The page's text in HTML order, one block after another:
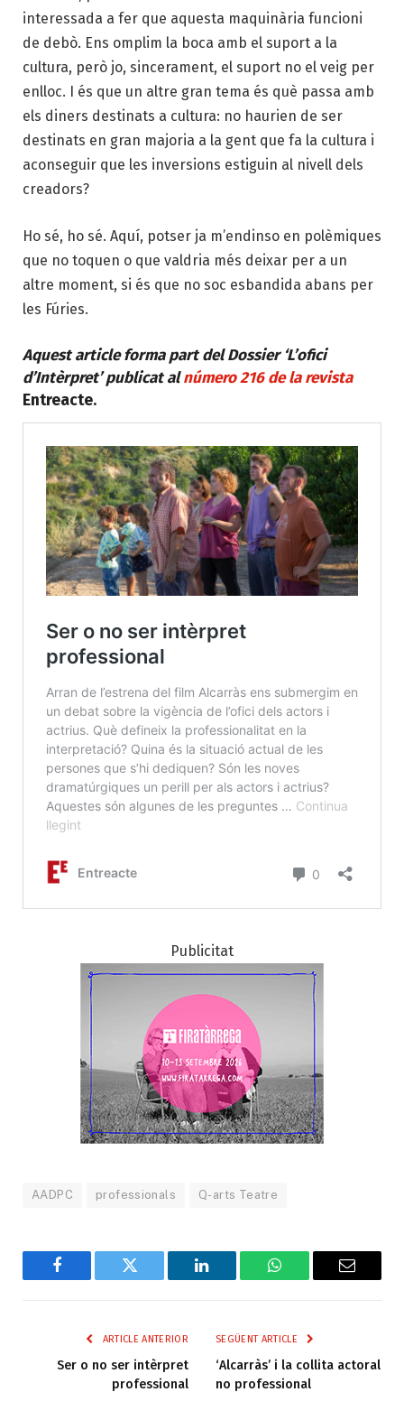
interessada a fer que aquesta maquinària funcioni
de debò. Ens omplim la boca amb el suport a la
cultura, però jo, sincerament, el suport no el veig per
enlloc. I és que un altre gran tema és què passa amb
els diners destinats a cultura: no haurien de ser
destinats en gran majoria a la gent que fa la cultura i
aconseguir que les inversions estiguin al nivell dels
creadors?
Ho sé, ho sé. Aquí, potser ja m’endinso en polèmiques
que no toquen o que valdria més deixar per a un
altre moment, si és que no soc esbandida abans per
les Fúries.
Aquest article forma part del Dossier ‘L’ofici
d’Intèrpret’ publicat alnúmero 216 de la revista
Entreacte.
Publicitat
AADPC professionals Q-arts Teatre
Facebook Twitter LinkedIn WhatsAppEmail
ARTICLE ANTERIOR
Ser o no ser intèrpret
professional
SEGÜENT ARTICLE
‘Alcarràs’ i la collita actoral
no professional